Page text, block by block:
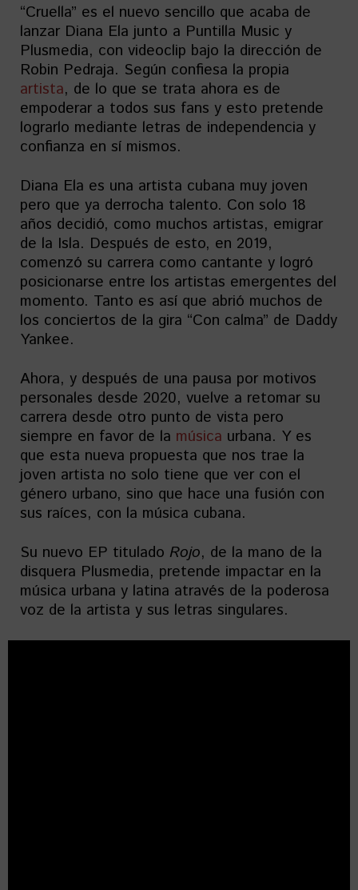
“Cruella” es el nuevo sencillo que acaba de
lanzar Diana Ela junto a Puntilla Music y
Plusmedia, con videoclip bajo la dirección de
Robin Pedraja. Según confiesa la propia
artista, de lo que se trata ahora es de
empoderar a todos sus fans y esto pretende
lograrlo mediante letras de independencia y
confianza en sí mismos.
Diana Ela es una artista cubana muy joven
pero que ya derrocha talento. Con solo 18
años decidió, como muchos artistas, emigrar
de la Isla. Después de esto, en 2019,
comenzó su carrera como cantante y logró
posicionarse entre los artistas emergentes del
momento. Tanto es así que abrió muchos de
los conciertos de la gira “Con calma” de Daddy
Yankee.
Ahora, y después de una pausa por motivos
personales desde 2020, vuelve a retomar su
carrera desde otro punto de vista pero
siempre en favor de la música urbana. Y es
que esta nueva propuesta que nos trae la
joven artista no solo tiene que ver con el
género urbano, sino que hace una fusión con
sus raíces, con la música cubana.
Su nuevo EP titulado Rojo, de la mano de la
disquera Plusmedia, pretende impactar en la
música urbana y latina através de la poderosa
voz de la artista y sus letras singulares.